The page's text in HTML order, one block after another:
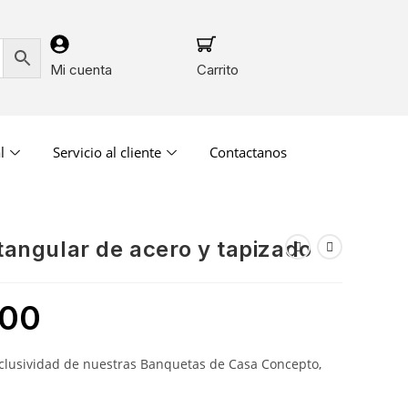
Mi cuenta Carrito
Servicio al cliente Contactanos
de acero y tapizado
de nuestras Banquetas de Casa Concepto,